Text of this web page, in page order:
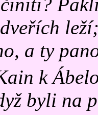
a ty
k
byli na